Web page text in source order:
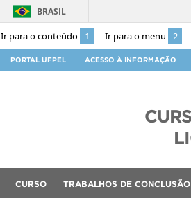
Ir para o conteúdo 1 Ir para o menu 2
BRASIL
PORTAL UFPEL ACESSO À INFORMAÇÃO
CURSO TRABALHOS DE CONCLUSÃO